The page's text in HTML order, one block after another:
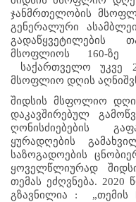
ჯანმრთელობის
გენერალური
გადაწყვეტილების
მსოფლიოს 160-ზე
საქართველო უკვე
მსოფლიო დღის
შიდსის მსფოლიო დღის
დაკავშირებულ
ღონისძიებების
ყურადღების
საზოგადოების
ყოველწლიურად
თემას ეძღვნება.
გზავნილია :  „თემის